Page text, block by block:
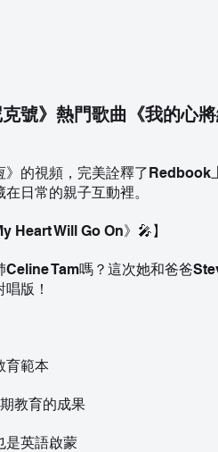
號》熱門歌曲《我的心將
》的視頻，完美詮釋了
日常的親子互動裡。
Heart Will Go On》🎤】
Tam嗎？這次她和爸爸
版！
育範本
教育的成果
是英語啟蒙